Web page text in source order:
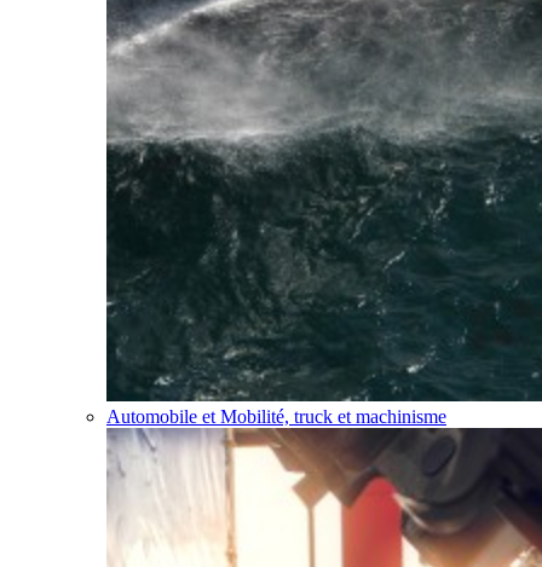
Automobile et Mobilité, truck et machinisme